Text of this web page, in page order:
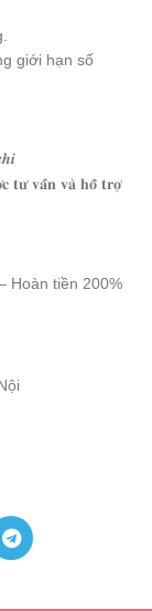
giới hạn số
𝐭𝐮̛ 𝐯𝐚̂́𝐧 𝐯𝐚̀ 𝐡𝐨̂̃ 𝐭𝐫𝐨̛̣
Hoàn tiền 200%